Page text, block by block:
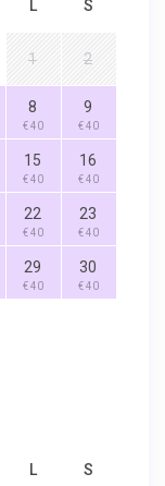
L S
1 2
8
€ 40
9
€ 40
15
€ 40
16
€ 40
22
€ 40
23
€ 40
29
€ 40
30
€ 40
L S